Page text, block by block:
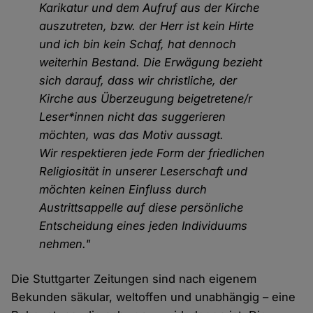
Karikatur und dem Aufruf aus der Kirche
auszutreten, bzw. der Herr ist kein Hirte
und ich bin kein Schaf, hat dennoch
weiterhin Bestand. Die Erwägung bezieht
sich darauf, dass wir christliche, der
Kirche aus Überzeugung beigetretene/r
Leser*innen nicht das suggerieren
möchten, was das Motiv aussagt.
Wir respektieren jede Form der friedlichen
Religiosität in unserer Leserschaft und
möchten keinen Einfluss durch
Austrittsappelle auf diese persönliche
Entscheidung eines jeden Individuums
nehmen."
Die Stuttgarter Zeitungen sind nach eigenem
Bekunden säkular, weltoffen und unabhängig – eine